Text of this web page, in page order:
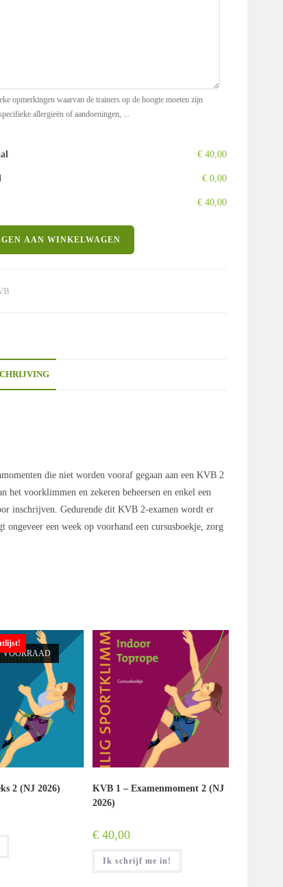
opmerkingen waarvan de trainers op de hoogte moeten zijn
allergieën of aandoeningen, ...
€ 40,00
€ 0,00
€ 40,00
AAN WINKELWAGEN
die niet worden vooraf gegaan aan een KVB 2
het voorklimmen en zekeren beheersen en enkel een
inschrijven. Gedurende dit KVB 2-examen wordt er
ongeveer een week op voorhand een cursusboekje, zorg
VOORRAAD
2 (NJ 2026)
KVB 1 – Examenmoment 2 (NJ
2026)
€40,00
Ik schrijf me in!